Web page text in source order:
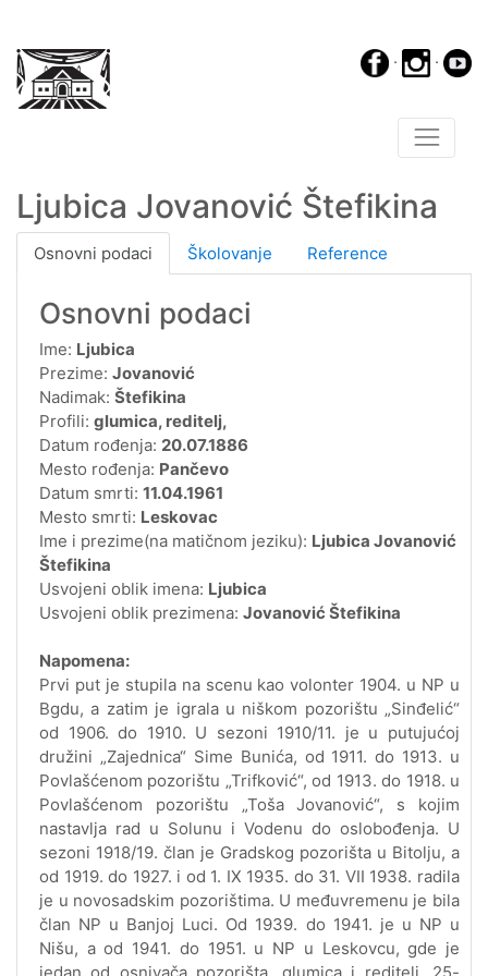
· ·
Ljubica Jovanović Štefikina
Osnovni podaci Školovanje Reference
Osnovni podaci
Ime: Ljubica
Prezime: Jovanović
Nadimak: Štefikina
Profili: glumica, reditelj,
Datum rođenja: 20.07.1886
Mesto rođenja: Pančevo
Datum smrti: 11.04.1961
Mesto smrti: Leskovac
Ime i prezime(na matičnom jeziku): Ljubica Jovanović
Štefikina
Usvojeni oblik imena: Ljubica
Usvojeni oblik prezimena: Jovanović Štefikina
Napomena:
Prvi put je stupila na scenu kao volonter 1904. u NP u
Bgdu, a zatim je igrala u niškom pozorištu „Sinđelić“
od 1906. do 1910. U sezoni 1910/11. je u putujućoj
družini „Zajednica“ Sime Bunića, od 1911. do 1913. u
Povlašćenom pozorištu „Trifković“, od 1913. do 1918. u
Povlašćenom pozorištu „Toša Jovanović“, s kojim
nastavlja rad u Solunu i Vodenu do oslobođenja. U
sezoni 1918/19. član je Gradskog pozorišta u Bitolju, a
od 1919. do 1927. i od 1. IX 1935. do 31. VII 1938. radila
je u novosadskim pozorištima. U međuvremenu je bila
član NP u Banjoj Luci. Od 1939. do 1941. je u NP u
Nišu, a od 1941. do 1951. u NP u Leskovcu, gde je
jedan od osnivača pozorišta, glumica i reditelj. 25-